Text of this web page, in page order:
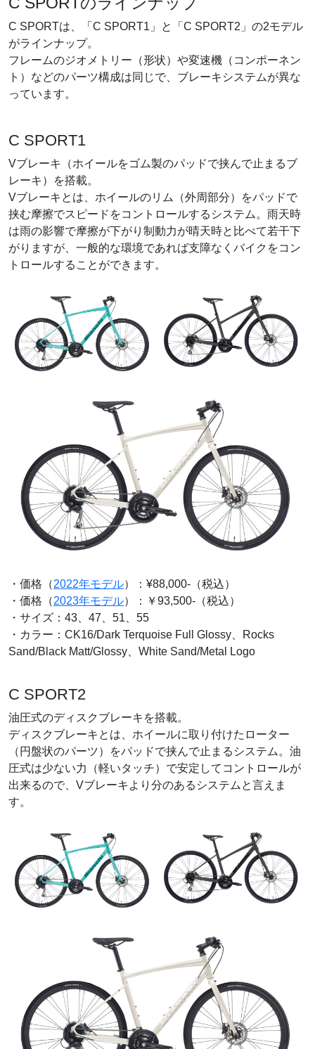
C SPORTは、「C SPORT1」と「C SPORT2」の2モデル
がラインナップ。
フレームのジオメトリー（形状）や変速機（コンポーネン
ト）などのパーツ構成は同じで、ブレーキシステムが異な
っています。
C SPORT1
Vブレーキ（ホイールをゴム製のパッドで挟んで止まるブ
レーキ）を搭載。
Vブレーキとは、ホイールのリム（外周部分）をパッドで
挟む摩擦でスピードをコントロールするシステム。雨天時
は雨の影響で摩擦が下がり制動力が晴天時と比べて若干下
がりますが、一般的な環境であれば支障なくバイクをコン
トロールすることができます。
・価格（2022年モデル）：¥88,000-（税込）
・価格（2023年モデル）：￥93,500-（税込）
・サイズ：43、47、51、55
・カラー：CK16/Dark Terquoise Full Glossy、Rocks
Sand/Black Matt/Glossy、White Sand/Metal Logo
C SPORT2
油圧式のディスクブレーキを搭載。
ディスクブレーキとは、ホイールに取り付けたローター
（円盤状のパーツ）をパッドで挟んで止まるシステム。油
圧式は少ない力（軽いタッチ）で安定してコントロールが
出来るので、Vブレーキより分のあるシステムと言えま
す。